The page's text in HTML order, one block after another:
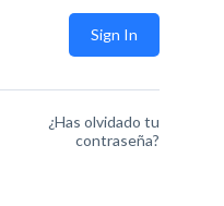
Sign In
¿Has olvidado tu
contraseña?